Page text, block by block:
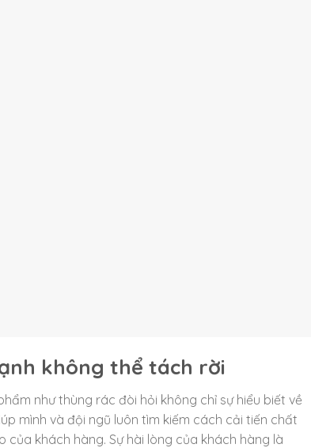
không thể tách rời
như thùng rác đòi hỏi không chỉ sự hiểu biết về
mình và đội ngũ luôn tìm kiếm cách cải tiến chất
khách hàng. Sự hài lòng của khách hàng là